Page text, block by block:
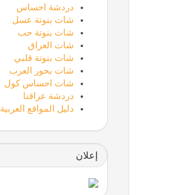
دردشة احساس
شات بنوتة عسل
شات بنوتة حب
شات العراق
شات بنوتة قلبي
شات بحور العرب
شات احساس كول
دردشة عراقنا
دليل المواقع العربية
إعلان